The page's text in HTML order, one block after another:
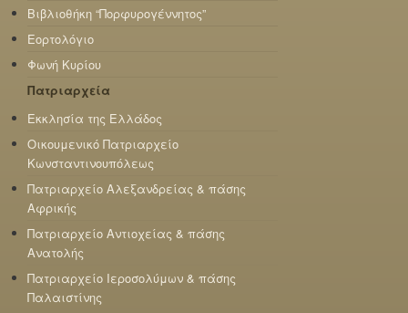
Βιβλιοθήκη “Πορφυρογέννητος”
Εορτολόγιο
Φωνή Κυρίου
Πατριαρχεία
Εκκλησία της Ελλάδος
Οικουμενικό Πατριαρχείο
Κωνσταντινουπόλεως
Πατριαρχείο Αλεξανδρείας & πάσης
Αφρικής
Πατριαρχείο Αντιοχείας & πάσης
Ανατολής
Πατριαρχείο Ιεροσολύμων & πάσης
Παλαιστίνης